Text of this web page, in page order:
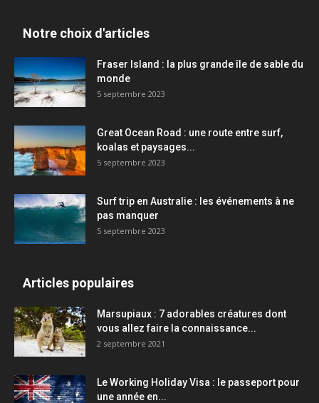
Notre choix d'articles
Fraser Island : la plus grande île de sable du
monde
5 septembre 2023
Great Ocean Road : une route entre surf,
koalas et paysages...
5 septembre 2023
Surf trip en Australie : les événements à ne
pas manquer
5 septembre 2023
Articles populaires
Marsupiaux : 7 adorables créatures dont
vous allez faire la connaissance...
2 septembre 2021
Le Working Holiday Visa : le passeport pour
une année en...